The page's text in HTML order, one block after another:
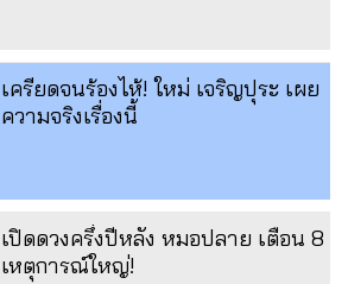
เครียดจนร้องไห้! ใหม่ เจริญปุระ เผย
ความจริงเรื่องนี้
เปิดดวงครึ่งปีหลัง หมอปลาย เตือน 8
เหตุการณ์ใหญ่!